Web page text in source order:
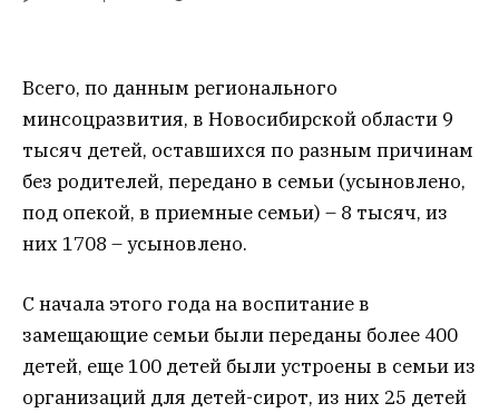
Всего, по данным регионального
минсоцразвития, в Новосибирской области 9
тысяч детей, оставшихся по разным причинам
без родителей, передано в семьи (усыновлено,
под опекой, в приемные семьи) – 8 тысяч, из
них 1708 – усыновлено.
С начала этого года на воспитание в
замещающие семьи были переданы более 400
детей, еще 100 детей были устроены в семьи из
организаций для детей-сирот, из них 25 детей